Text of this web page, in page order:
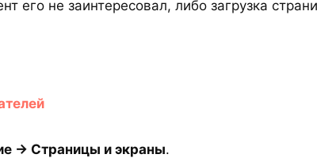
его не заинтересовал, либо загрузка
→ Страницы и экраны.